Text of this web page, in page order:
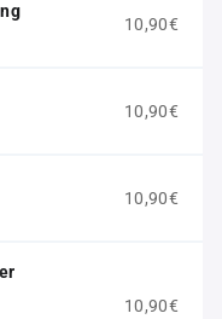
10,90€
10,90€
10,90€
10,90€